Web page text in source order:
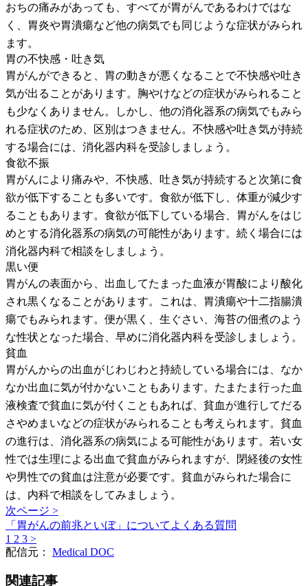
おちの痛みがあっても、すべてが胃がんであるわけではな
く、胃炎や胃潰瘍など他の病気でも同じような症状がみられ
ます。
胃の不快感・吐き気
胃がんができると、胃の動きが悪くなることで不快感や吐き
気が出ることがあります。胸やけなどの症状がみられること
も少なくありません。しかし、他の消化器系の病気でもみら
れる症状のため、区別はつきません。不快感や吐き気が持続
する場合には、消化器内科を受診しましょう。
食欲不振
胃がんにより痛みや、不快感、吐き気が持続すると次第に食
欲が低下することも多いです。食欲が低下し、体重が減少す
ることもあります。食欲が低下している場合、胃がんをはじ
めとする消化器系の病気の可能性があります。続く場合には
消化器内科で相談をしましょう。
黒い便
胃がんの表面から、出血してたまった血液が胃酸により酸化
され黒くなることがあります。これは、胃潰瘍や十二指腸潰
瘍でもみられます。便が黒く、生ぐさい、海苔の佃煮のよう
な性状となった場合、早めに消化器内科を受診しましょう。
貧血
胃がんからの出血がじわじわと持続している場合には、なか
なか出血に気が付かないこともあります。たまたま行った血
液検査で貧血に気が付くこともあれば、貧血が進行してだる
さやめまいなどの症状がみられることも考えられます。貧血
の進行は、消化器系の病気による可能性があります。若い女
性では生理による出血で貧血がみられますが、閉経後の女性
や男性での貧血は注意が必要です。貧血がみられた場合に
は、内科で相談をしてみましょう。
次ページ >
「胃がんの前兆といぼ」についてよくある質問
1 2 3 >
配信元： Medical DOC
関連記事